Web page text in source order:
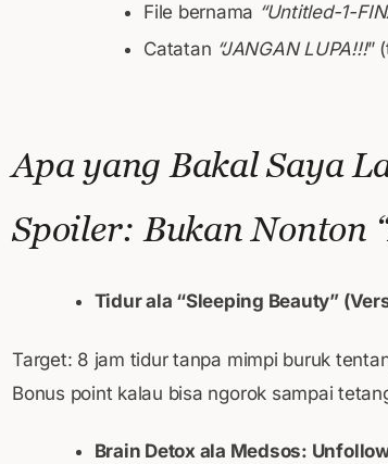
File bernama “Untitled-1-
Catatan “JANGAN LUPA!!!”
Apa yang Bakal Saya
Spoiler: Bukan Nonton
Tidur ala “Sleeping Beauty”
Target: 8 jam tidur tanpa mimpi buruk
Bonus point kalau bisa ngorok sampai
Brain Detox ala Medsos: